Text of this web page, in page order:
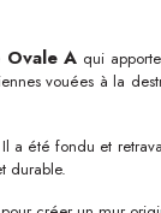
Ovale A qui
vouées à la
été fondu et
durable.